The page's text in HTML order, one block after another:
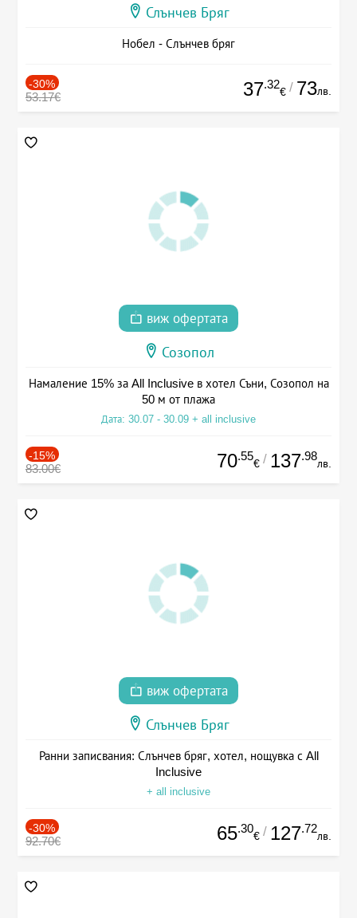
Слънчев Бряг
Нобел - Слънчев бряг
-30%
53.17€ 37.32
€ / 73лв.
виж офертата
Созопол
Намаление 15% за All Inclusive в хотел Съни, Созопол на
50 м от плажа
Дата: 30.07 - 30.09 + all inclusive
-15%
83.00€ 70.55
€ / 137.98
лв.
виж офертата
Слънчев Бряг
Ранни записвания: Слънчев бряг, хотел, нощувка с All
Inclusive
+ all inclusive
-30%
92.70€ 65.30
€ / 127.72
лв.